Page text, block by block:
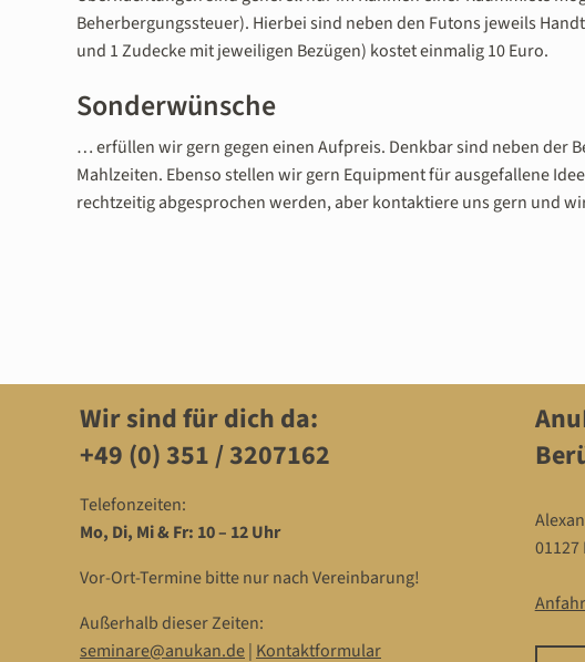
Beherbergungssteuer). Hierbei sind neben den Futons jeweils
und 1 Zudecke mit jeweiligen Bezügen) kostet einmalig 10 Euro.
Sonderwünsche
… erfüllen wir gern gegen einen Aufpreis. Denkbar sind neben der
Mahlzeiten. Ebenso stellen wir gern Equipment für ausgefallene
rechtzeitig abgesprochen werden, aber kontaktiere uns gern und
Wir sind für dich da:
+49 (0) 351 / 3207162‬
Telefonzeiten:
Mo, Di, Mi & Fr: 10 – 12 Uhr
Vor-Ort-Termine bitte nur nach Vereinbarung!
Außerhalb dieser Zeiten:
seminare@anukan.de| Kontaktformular
01127